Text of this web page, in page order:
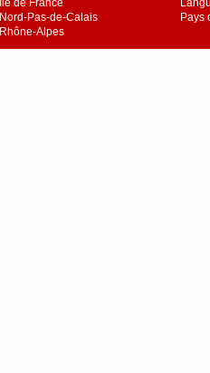
Ile de France
Nord-Pas-de-Calais
Pays
Rhône-Alpes